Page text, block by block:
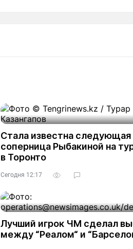
Стала известна следующая
соперница Рыбакиной на
в Торонто
Сегодня 12:17
Лучший игрок ЧМ сделал
между “Реалом“ и